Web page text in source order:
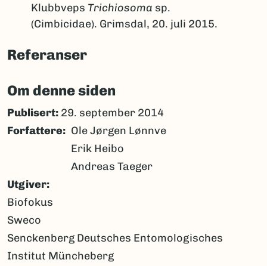
Klubbveps Trichiosoma sp.
(Cimbicidae). Grimsdal, 20. juli 2015.
Referanser
Om denne siden
Publisert: 29. september 2014
Forfattere
Ole Jørgen Lønnve
Erik Heibo
Andreas Taeger
Utgiver
Biofokus
Sweco
Senckenberg Deutsches Entomologisches
Institut Müncheberg